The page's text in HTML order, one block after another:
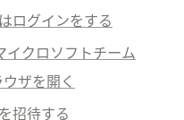
ログインをする
イクロソフトチーム
ザを開く
招待する